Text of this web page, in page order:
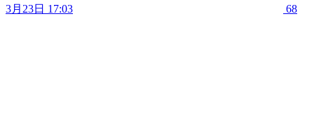
3月23日 17:03 68